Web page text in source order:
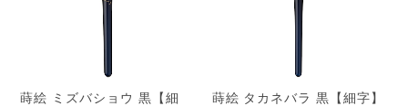
蒔絵 ミズバショウ 黒【細 蒔絵 タカネバラ 黒【細字】